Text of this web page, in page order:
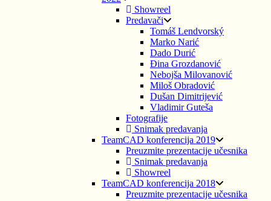
Showreel
Predavači
Tomáš Lendvorský
Marko Narić
Dado Durić
Đina Grozdanović
Nebojša Milovanović
Miloš Obradović
Dušan Dimitrijević
Vladimir Guteša
Fotografije
Snimak predavanja
TeamCAD konferencija 2019
Preuzmite prezentacije učesnika
Snimak predavanja
Showreel
TeamCAD konferencija 2018
Preuzmite prezentacije učesnika